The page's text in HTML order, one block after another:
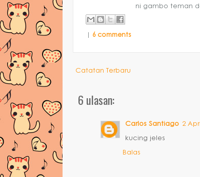
ni gambo teman
| 6 comments
Catatan Terbaru
6 ulasan:
Carlos Santiago 2
kucing jeles
Balas